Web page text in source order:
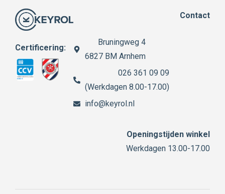
Certificering:
Contact
Bruningweg 4
6827 BM Arnhem
026 361 09 09
(Werkdagen 8.00-17.00)
info@keyrol.nl
Openingstijden winkel
Werkdagen 13.00-17.00